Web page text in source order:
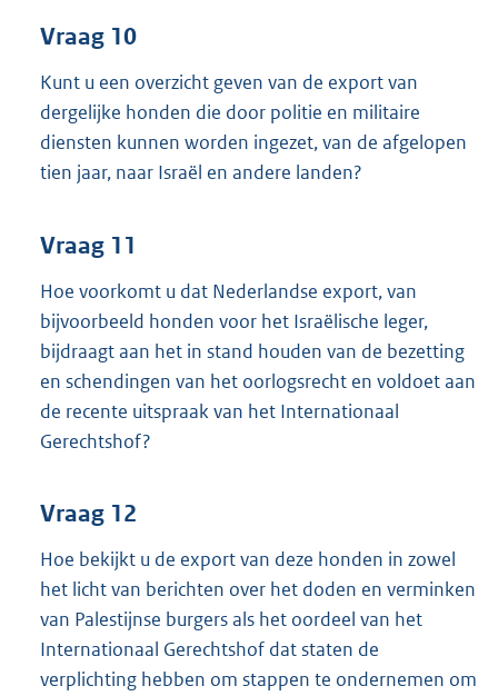
Vraag 10
Kunt u een overzicht geven van de export van
dergelijke honden die door politie en militaire
diensten kunnen worden ingezet, van de afgelopen
tien jaar, naar Israël en andere landen?
Vraag 11
Hoe voorkomt u dat Nederlandse export, van
bijvoorbeeld honden voor het Israëlische leger,
bijdraagt aan het in stand houden van de bezetting
en schendingen van het oorlogsrecht en voldoet aan
de recente uitspraak van het Internationaal
Gerechtshof?
Vraag 12
Hoe bekijkt u de export van deze honden in zowel
het licht van berichten over het doden en verminken
van Palestijnse burgers als het oordeel van het
Internationaal Gerechtshof dat staten de
verplichting hebben om stappen te ondernemen om